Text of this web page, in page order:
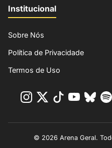
Institucional
Sobre Nós
Política de Privacidade
Termos de Uso
© 2026 Arena Geral.